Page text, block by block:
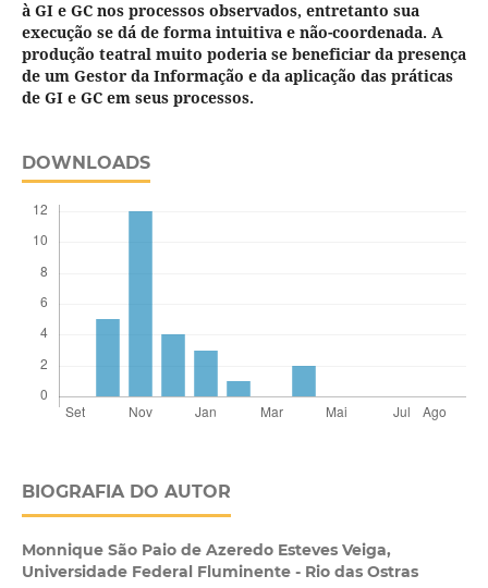
à GI e GC nos processos observados, entretanto sua
execução se dá de forma intuitiva e não-coordenada. A
produção teatral muito poderia se beneficiar da presença
de um Gestor da Informação e da aplicação das práticas
de GI e GC em seus processos.
DOWNLOADS
BIOGRAFIA DO AUTOR
Monnique São Paio de Azeredo Esteves Veiga,
Universidade Federal Fluminente - Rio das Ostras